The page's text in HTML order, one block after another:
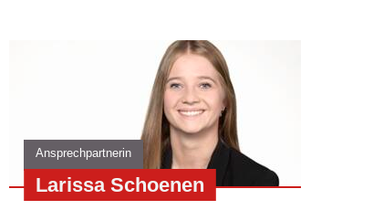
Ansprechpartnerin
Larissa Schoenen